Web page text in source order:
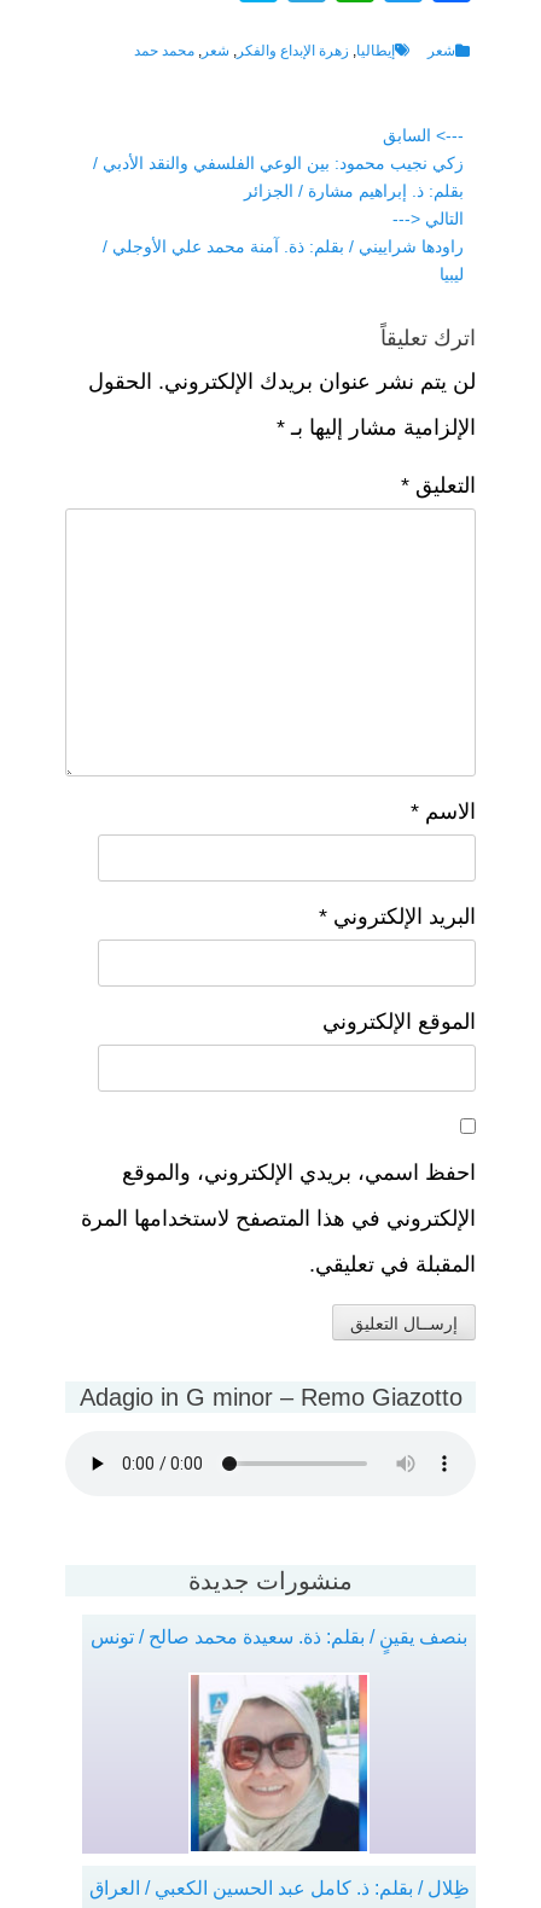
c
b
o
o
k
tt
at
p
p
e
m
p
Categories
شعر Tagsإيطاليا, زهرة الإبداع والفكر , شعر , محمد حمد
تصفّح
المقالات
---> السابق
Previous
post:
زكي نجيب محمود: بين الوعي الفلسفي والنقد الأدبي /
بقلم: ذ. إبراهيم مشارة / الجزائر
التالي <---
Next
post:
راودها شراييني / بقلم: ذة. آمنة محمد علي الأوجلي /
ليبيا
اترك تعليقاً
لن يتم نشر عنوان بريدك الإلكتروني. الحقول
الإلزامية مشار إليها بـ *
التعليق *
الاسم *
البريد الإلكتروني *
الموقع الإلكتروني
احفظ اسمي، بريدي الإلكتروني، والموقع
الإلكتروني في هذا المتصفح لاستخدامها المرة
المقبلة في تعليقي.
Adagio in G minor – Remo Giazotto
منشورات جديدة
بنصف يقينٍ / بقلم: ذة. سعيدة محمد صالح / تونس
ظِلال / بقلم: ذ. كامل عبد الحسين الكعبي / العراق